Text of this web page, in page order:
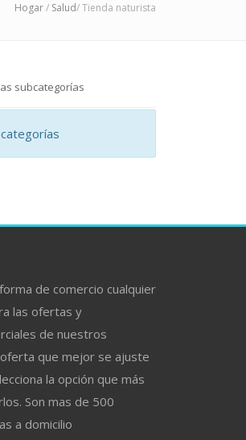
Hogar/ Salud/ Tienda naturista
subcategorías
de comercio cualquier
las ofertas y
de nuestros
que mejor se ajuste
la opción que más
Son mas de 500
a domicilio